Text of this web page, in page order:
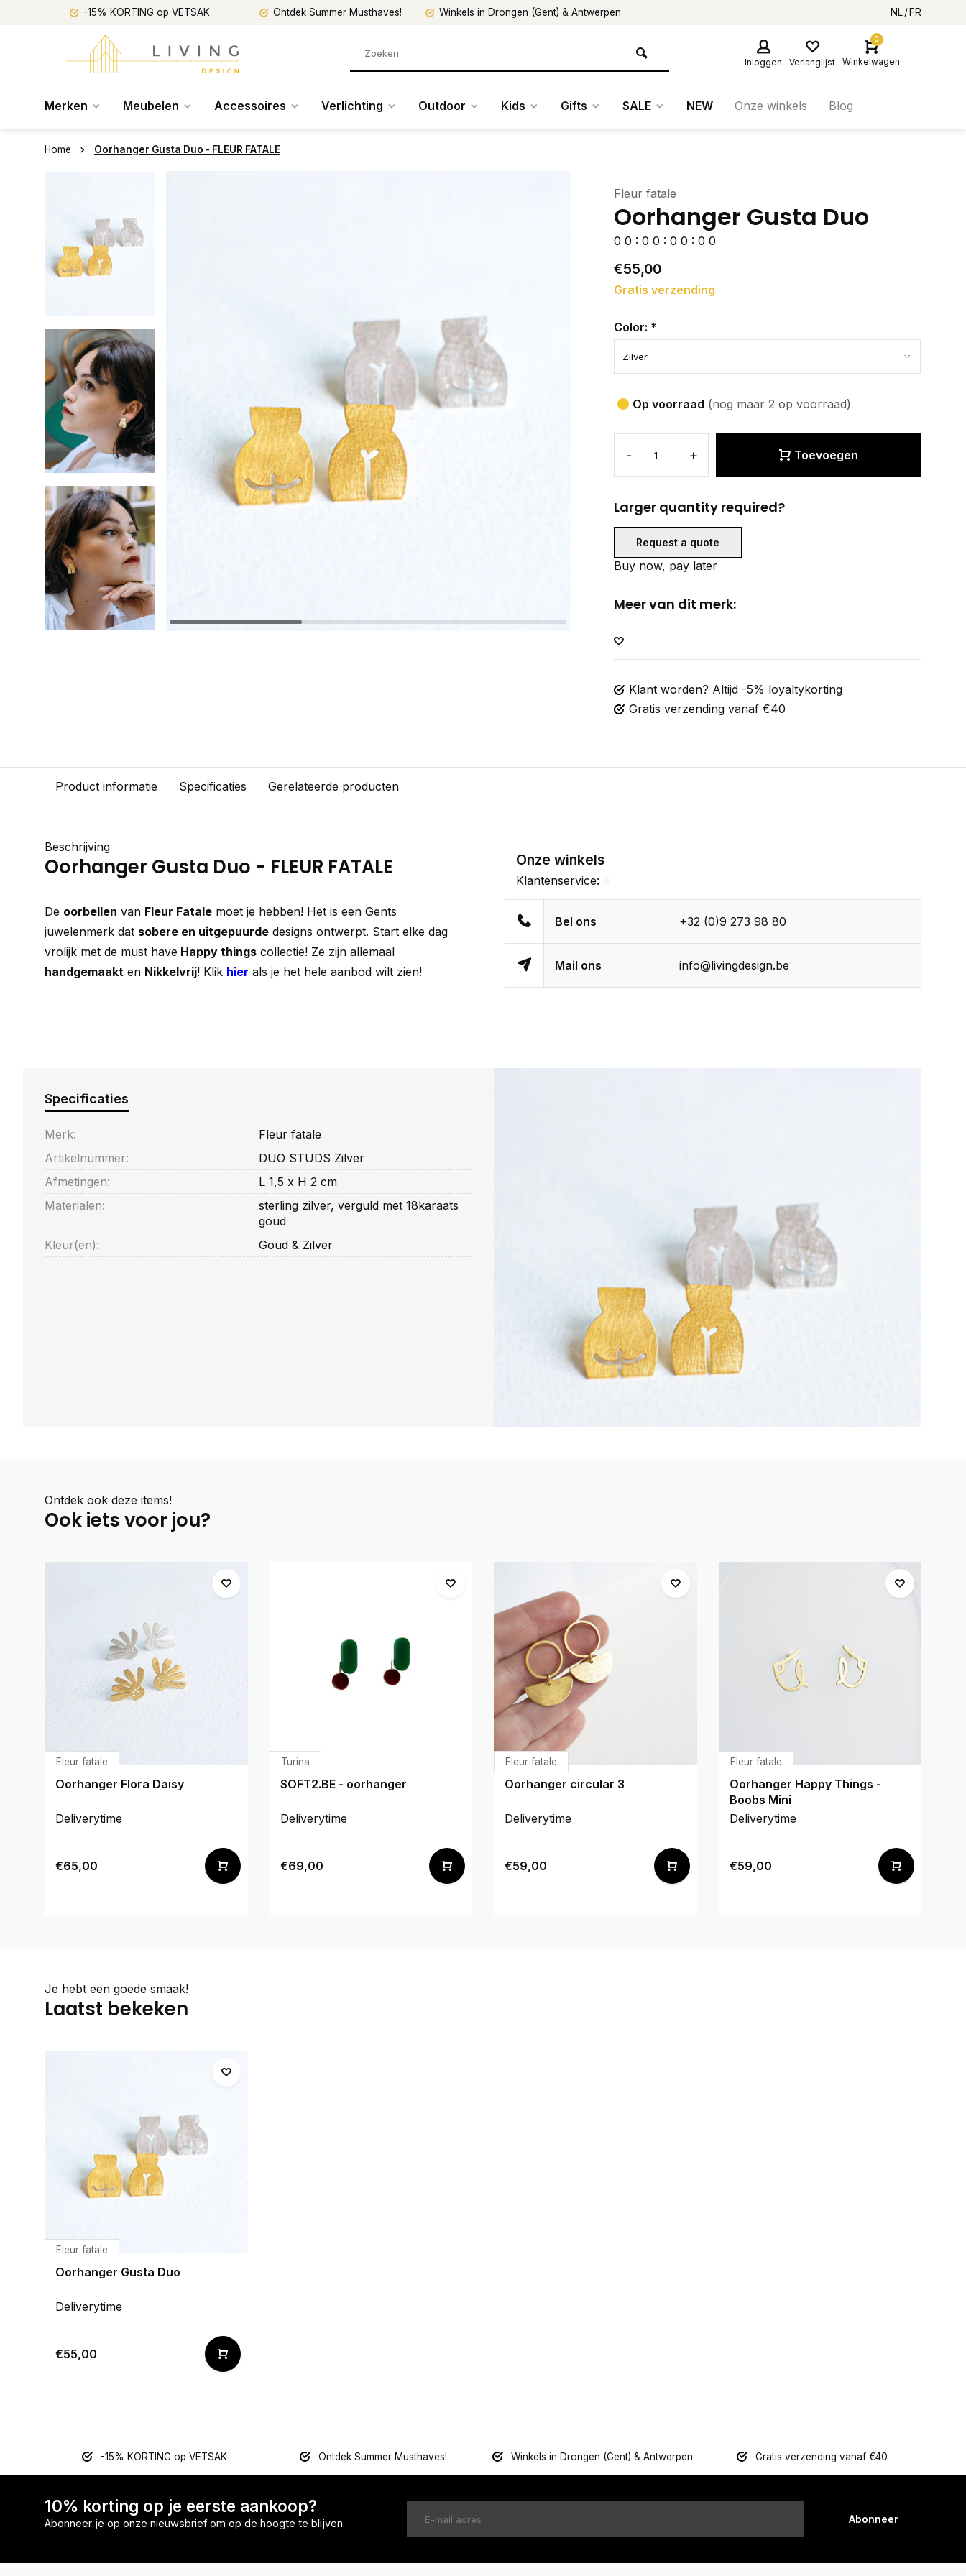
-15% KORTING op VETSAK Ontdek Summer Musthaves! Winkels in Drongen (Gent) & Antwerpen NL FR
Inloggen Verlanglijst
0
Winkelwagen
Merken Meubelen Accessoires Verlichting Outdoor Kids Gifts SALE NEW Onze winkels Blog
Home Oorhanger Gusta Duo - FLEUR FATALE
Fleur fatale
Oorhanger Gusta Duo
0 0 : 0 0 : 0 0 : 0 0
€55,00
Gratis verzending
Color: *
Op voorraad (nog maar 2 op voorraad)
- + Toevoegen
Larger quantity required?
Request a quote
Buy now, pay later
Meer van dit merk:
Klant worden? Altijd -5% loyaltykorting
Gratis verzending vanaf €40
Product informatie Specificaties Gerelateerde producten
Beschrijving
Oorhanger Gusta Duo - FLEUR FATALE
De oorbellen van Fleur Fatale moet je hebben! Het is een Gents
juwelenmerk dat sobere en uitgepuurde designs ontwerpt. Start elke dag
vrolijk met de must have Happy things collectie! Ze zijn allemaal
handgemaakt en Nikkelvrij! Klik hier als je het hele aanbod wilt zien!
Onze winkels
Klantenservice:
Bel ons +32 (0)9 273 98 80
Mail ons info@livingdesign.be
Specificaties
Merk:
Fleur fatale
Artikelnummer:
DUO STUDS Zilver
Afmetingen:
L 1,5 x H 2 cm
Materialen:
sterling zilver, verguld met 18karaats
goud
Kleur(en):
Goud & Zilver
Ontdek ook deze items!
Ook iets voor jou?
Fleur fatale
Oorhanger Flora Daisy
Deliverytime
€65,00
Turina
SOFT2.BE - oorhanger
Deliverytime
€69,00
Fleur fatale
Oorhanger circular 3
Deliverytime
€59,00
Fleur fatale
Oorhanger Happy Things -
Boobs Mini
Deliverytime
€59,00
Je hebt een goede smaak!
Laatst bekeken
Fleur fatale
Oorhanger Gusta Duo
Deliverytime
€55,00
-15% KORTING op VETSAK Ontdek Summer Musthaves! Winkels in Drongen (Gent) & Antwerpen Gratis verzending vanaf €40
10% korting op je eerste aankoop?
Abonneer je op onze nieuwsbrief om op de hoogte te blijven. Abonneer